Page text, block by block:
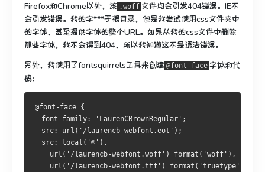
Firefox和Chrome以外，该 .woff 文件均会引发404错误。 IE不
会引发错误。 我的字***于根目录，但是我尝试使用css文件夹中
的字体，甚至提供字体的整个URL。 如果从我的css文件中删除
那些字体，我不会得到404，所以我知道这不是语法错误。
另外，我使用了fontsquirrels工具来创建 @font-face 字体和代
码：
@font-face {
  font-family: 'LaurenCBrownRegular';
  src: url('/laurencb-webfont.eot');
  src: local('☺'),
    url('/laurencb-webfont.woff') format('woff'),
    url('/laurencb-webfont.ttf') format('truetype'),